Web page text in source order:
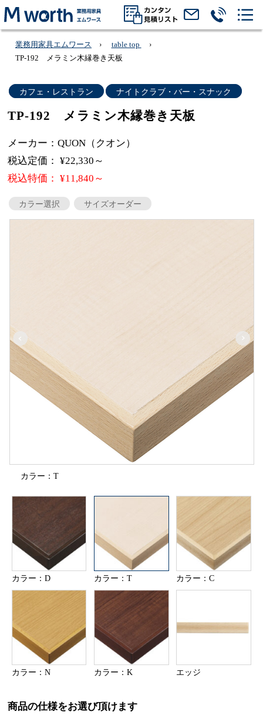
業務用家具エムワース
table top
TP-192 メラミン木縁巻き天板
カフェ・レストラン ナイトクラブ・バー・スナック
TP-192 メラミン木縁巻き天板
メーカー：QUON（クオン）
税込定価： ¥22,330～
税込特価： ¥11,840～
カラー選択 サイズオーダー
カラー：T
カラー：D カラー：T カラー：C
カラー：N カラー：K エッジ
商品の仕様をお選び頂けます